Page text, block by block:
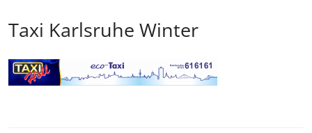
Taxi Karlsruhe Winter